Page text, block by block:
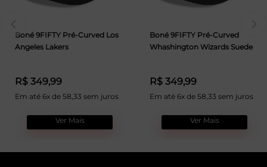
Boné 9FIFTY Pré-Curved Los
Angeles Lakers
R$ 349,99
Em até 6x de 58,33 sem juros
Ver Mais
Boné 9FIFTY Pré-Curved
Whashington Wizards Suede
R$ 349,99
Em até 6x de 58,33 sem juros
Ver Mais